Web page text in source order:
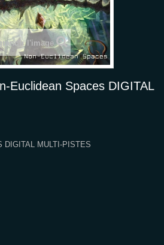
l'image
Euclidean Spaces DIGITAL
DIGITAL MULTI-PISTES